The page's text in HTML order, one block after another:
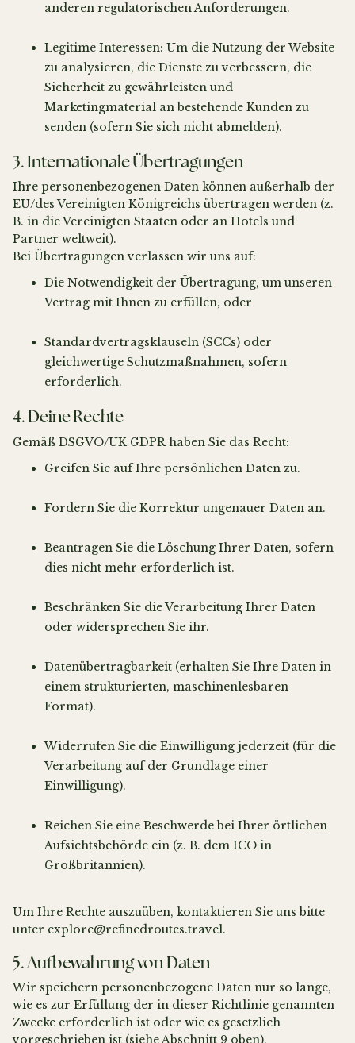
anderen regulatorischen Anforderungen.
Legitime Interessen: Um die Nutzung der Website
zu analysieren, die Dienste zu verbessern, die
Sicherheit zu gewährleisten und
Marketingmaterial an bestehende Kunden zu
senden (sofern Sie sich nicht abmelden).
3. Internationale Übertragungen
Ihre personenbezogenen Daten können außerhalb der
EU/des Vereinigten Königreichs übertragen werden (z.
B. in die Vereinigten Staaten oder an Hotels und
Partner weltweit).
Bei Übertragungen verlassen wir uns auf:
Die Notwendigkeit der Übertragung, um unseren
Vertrag mit Ihnen zu erfüllen, oder
Standardvertragsklauseln (SCCs) oder
gleichwertige Schutzmaßnahmen, sofern
erforderlich.
4. Deine Rechte
Gemäß DSGVO/UK GDPR haben Sie das Recht:
Greifen Sie auf Ihre persönlichen Daten zu.
Fordern Sie die Korrektur ungenauer Daten an.
Beantragen Sie die Löschung Ihrer Daten, sofern
dies nicht mehr erforderlich ist.
Beschränken Sie die Verarbeitung Ihrer Daten
oder widersprechen Sie ihr.
Datenübertragbarkeit (erhalten Sie Ihre Daten in
einem strukturierten, maschinenlesbaren
Format).
Widerrufen Sie die Einwilligung jederzeit (für die
Verarbeitung auf der Grundlage einer
Einwilligung).
Reichen Sie eine Beschwerde bei Ihrer örtlichen
Aufsichtsbehörde ein (z. B. dem ICO in
Großbritannien).
Um Ihre Rechte auszuüben, kontaktieren Sie uns bitte
unter explore@refinedroutes.travel.
5. Aufbewahrung von Daten
Wir speichern personenbezogene Daten nur so lange,
wie es zur Erfüllung der in dieser Richtlinie genannten
Zwecke erforderlich ist oder wie es gesetzlich
vorgeschrieben ist (siehe Abschnitt 9 oben).